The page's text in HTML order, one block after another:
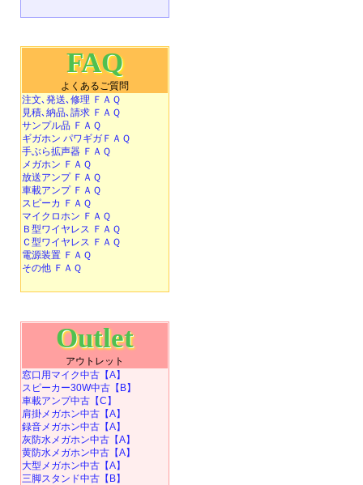
FAQ
よくあるご質問
注文､発送､修理 ＦＡＱ
見積､納品､請求 ＦＡＱ
サンプル品 ＦＡＱ
ギガホン パワギガＦＡＱ
手ぶら拡声器 ＦＡＱ
メガホン ＦＡＱ
放送アンプ ＦＡＱ
車載アンプ ＦＡＱ
スピーカ ＦＡＱ
マイクロホン ＦＡＱ
Ｂ型ワイヤレス ＦＡＱ
Ｃ型ワイヤレス ＦＡＱ
電源装置 ＦＡＱ
その他 ＦＡＱ
Outlet
アウトレット
窓口用マイク中古【A】
スピーカー30W中古【B】
車載アンプ中古【C】
肩掛メガホン中古【A】
録音メガホン中古【A】
灰防水メガホン中古【A】
黄防水メガホン中古【A】
大型メガホン中古【A】
三脚スタンド中古【B】